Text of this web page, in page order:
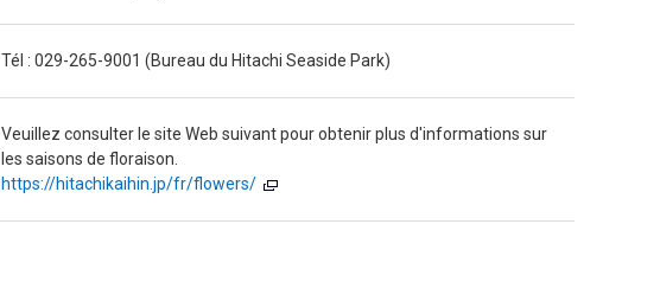
Tél : 029-265-9001 (Bureau du Hitachi Seaside Park)
Veuillez consulter le site Web suivant pour obtenir plus d'informations sur
les saisons de floraison.
https://hitachikaihin.jp/fr/flowers/